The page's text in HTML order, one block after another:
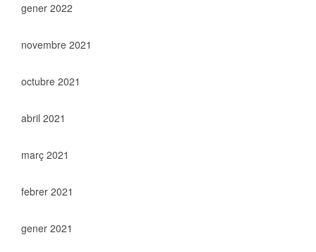
gener 2022
novembre 2021
octubre 2021
abril 2021
març 2021
febrer 2021
gener 2021